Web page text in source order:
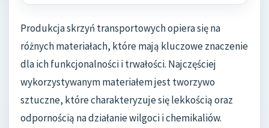
Produkcja skrzyń transportowych opiera się na
różnych materiałach, które mają kluczowe znaczenie
dla ich funkcjonalności i trwałości. Najczęściej
wykorzystywanym materiałem jest tworzywo
sztuczne, które charakteryzuje się lekkością oraz
odpornością na działanie wilgoci i chemikaliów.